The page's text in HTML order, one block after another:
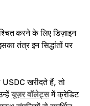
करने के लिए डिज़ाइन
तंत्र इन सिद्धांतों पर
USDC खरीदते हैं, तो
यूज़र वॉलेट्समें क्रेडिट